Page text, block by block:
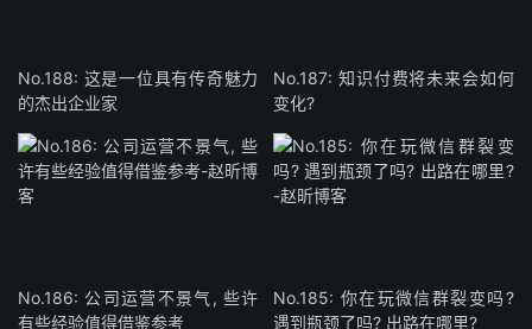
No.188: 这是一位具有传奇魅力
的杰出企业家
No.187: 知识付费将未来会如何
变化?
No.186: 公司运营不景气, 些许
有些经验值得借鉴参考
No.185: 你在玩微信群裂变吗?
遇到瓶颈了吗? 出路在哪里?